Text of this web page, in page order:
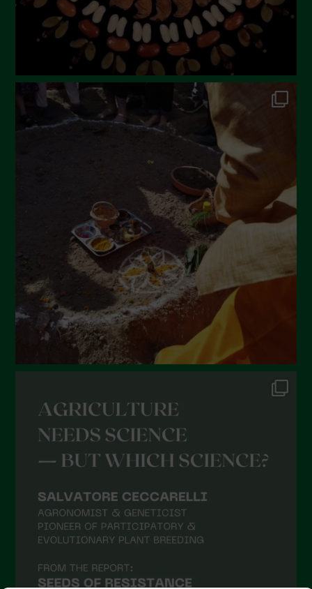
Febbraio 2023
Dicembre 2022
Novembre 2022
Ottobre 2022
Settembre 2022
Aprile 2022
Febbraio 2022
Gennaio 2022
Dicembre 2021
Novembre 2021
Settembre 2021
Agosto 2021
Luglio 2021
Aprile 2021
Febbraio 2021